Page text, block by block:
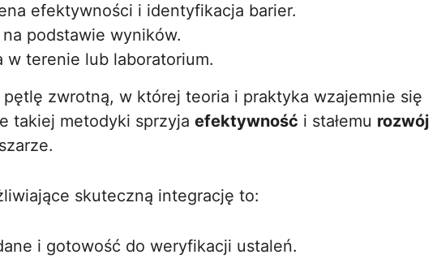
efektywności i identyfikacja barier.
podstawie wyników.
w terenie lub laboratorium.
zwrotną, w której teoria i praktyka wzajemnie się
takiej metodyki sprzyja efektywność i stałemu rozwój
skuteczną integrację to:
i gotowość do weryfikacji ustaleń.